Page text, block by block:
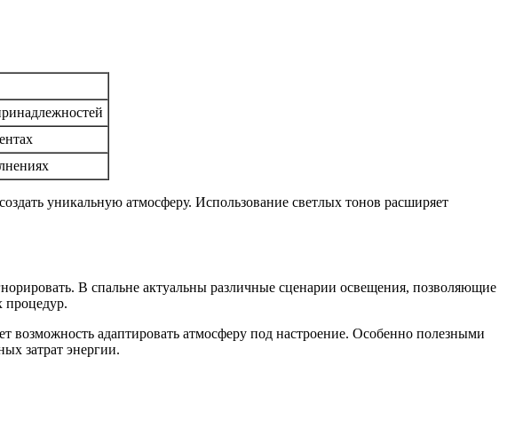
уникальную атмосферу. Использование светлых тонов расширяет
В спальне актуальны различные сценарии освещения, позволяющие
процедур.
возможность адаптировать атмосферу под настроение. Особенно полезными
затрат энергии.